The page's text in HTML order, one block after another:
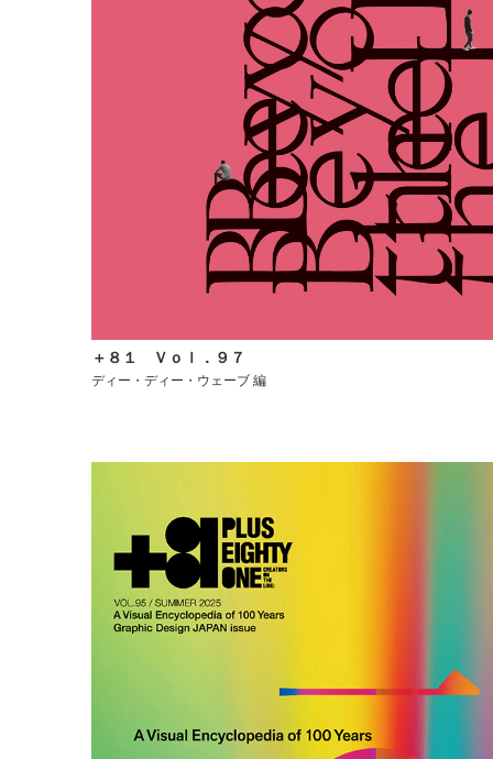
＋８１ Ｖｏｌ．９７
ディー・ディー・ウェーブ 編